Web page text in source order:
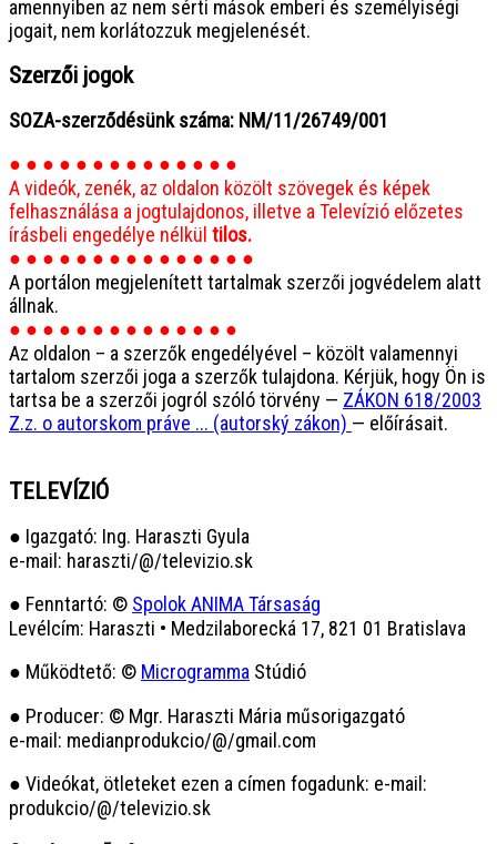
amennyiben az nem sérti mások emberi és személyiségi
jogait, nem korlátozzuk megjelenését.
Szerzői jogok
SOZA-szerződésünk száma: NM/11/26749/001
● ● ● ● ● ● ● ● ● ● ● ● ● ●
A videók, zenék, az oldalon közölt szövegek és képek
felhasználása a jogtulajdonos, illetve a Televízió előzetes
írásbeli engedélye nélkül tilos.
● ● ● ● ● ● ● ● ● ● ● ● ● ● ●
A portálon megjelenített tartalmak szerzői jogvédelem alatt
állnak.
● ● ● ● ● ● ● ● ● ● ● ● ● ●
Az oldalon – a szerzők engedélyével – közölt valamennyi
tartalom szerzői joga a szerzők tulajdona. Kérjük, hogy Ön is
tartsa be a szerzői jogról szóló törvény — ZÁKON 618/2003
Z.z. o autorskom práve ... (autorský zákon) — előírásait.
TELEVÍZIÓ
● Igazgató: Ing. Haraszti Gyula
e-mail: haraszti/@/televizio.sk
● Fenntartó: © Spolok ANIMA Társaság
Levélcím: Haraszti • Medzilaborecká 17, 821 01 Bratislava
● Működtető: © Microgramma Stúdió
● Producer: © Mgr. Haraszti Mária műsorigazgató
e-mail: medianprodukcio/@/gmail.com
● Videókat, ötleteket ezen a címen fogadunk: e-mail:
produkcio/@/televizio.sk